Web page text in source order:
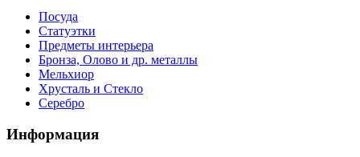
Посуда
Статуэтки
Предметы интерьера
Бронза, Олово и др. металлы
Мельхиор
Хрусталь и Стекло
Серебро
Информация